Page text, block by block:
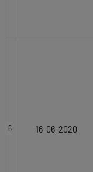
6 16-06-2020